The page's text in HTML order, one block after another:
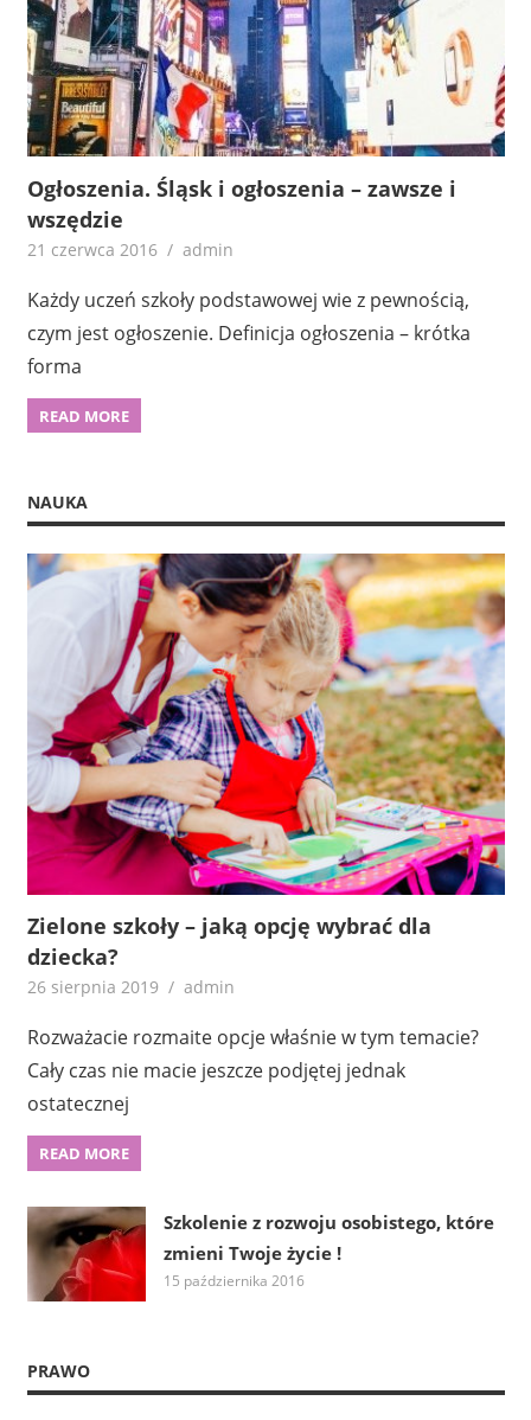
Ogłoszenia. Śląsk i ogłoszenia – zawsze i
wszędzie
21 czerwca 2016 admin
Każdy uczeń szkoły podstawowej wie z pewnością,
czym jest ogłoszenie. Definicja ogłoszenia – krótka
forma
READ MORE
NAUKA
Zielone szkoły – jaką opcję wybrać dla
dziecka?
26 sierpnia 2019 admin
Rozważacie rozmaite opcje właśnie w tym temacie?
Cały czas nie macie jeszcze podjętej jednak
ostatecznej
READ MORE
Szkolenie z rozwoju osobistego, które
zmieni Twoje życie !
15 października 2016
PRAWO